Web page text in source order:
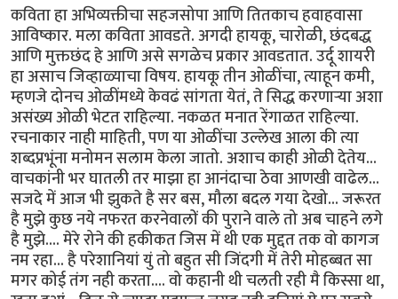
कविता हा अभिव्यक्तीचा सहजसोपा आणि तितकाच हवाहवासा
आविष्कार. मला कविता आवडते. अगदी हायकू, चारोळी, छंदबद्ध
आणि मुक्तछंद हे आणि असे सगळेच प्रकार आवडतात. उर्दू शायरी
हा असाच जिव्हाळ्याचा विषय. हायकू तीन ओळींचा, त्याहून कमी,
म्हणजे दोनच ओळींमध्ये केवढं सांगता येतं, ते सिद्ध करणाऱ्या अशा
असंख्य ओळी भेटत राहिल्या. नकळत मनात रेंगाळत राहिल्या.
रचनाकार नाही माहिती, पण या ओळींचा उल्लेख आला की त्या
शब्दप्रभूंना मनोमन सलाम केला जातो. अशाच काही ओळी देतेय...
वाचकांनी भर घातली तर माझा हा आनंदाचा ठेवा आणखी वाढेल...
सजदे में आज भी झुकते है सर बस, मौला बदल गया देखो... जरूरत
है मुझे कुछ नये नफरत करनेवालों की पुराने वाले तो अब चाहने लगे
है मुझे.... मेरे रोने की हकीकत जिस में थी एक मुद्दत तक वो कागज
नम रहा... है परेशानियां युं तो बहुत सी जिंदगी में तेरी मोहब्बत सा
मगर कोई तंग नही करता.... वो कहानी थी चलती रही मै किस्सा था,